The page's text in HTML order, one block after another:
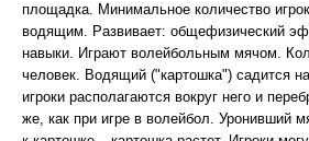
площадка. Минимальное количество
водящим. Развивает: общефизический
навыки. Играют волейбольным мячом.
человек. Водящий ("картошка") садится
игроки располагаются вокруг него и
же, как при игре в волейбол. Уронивший